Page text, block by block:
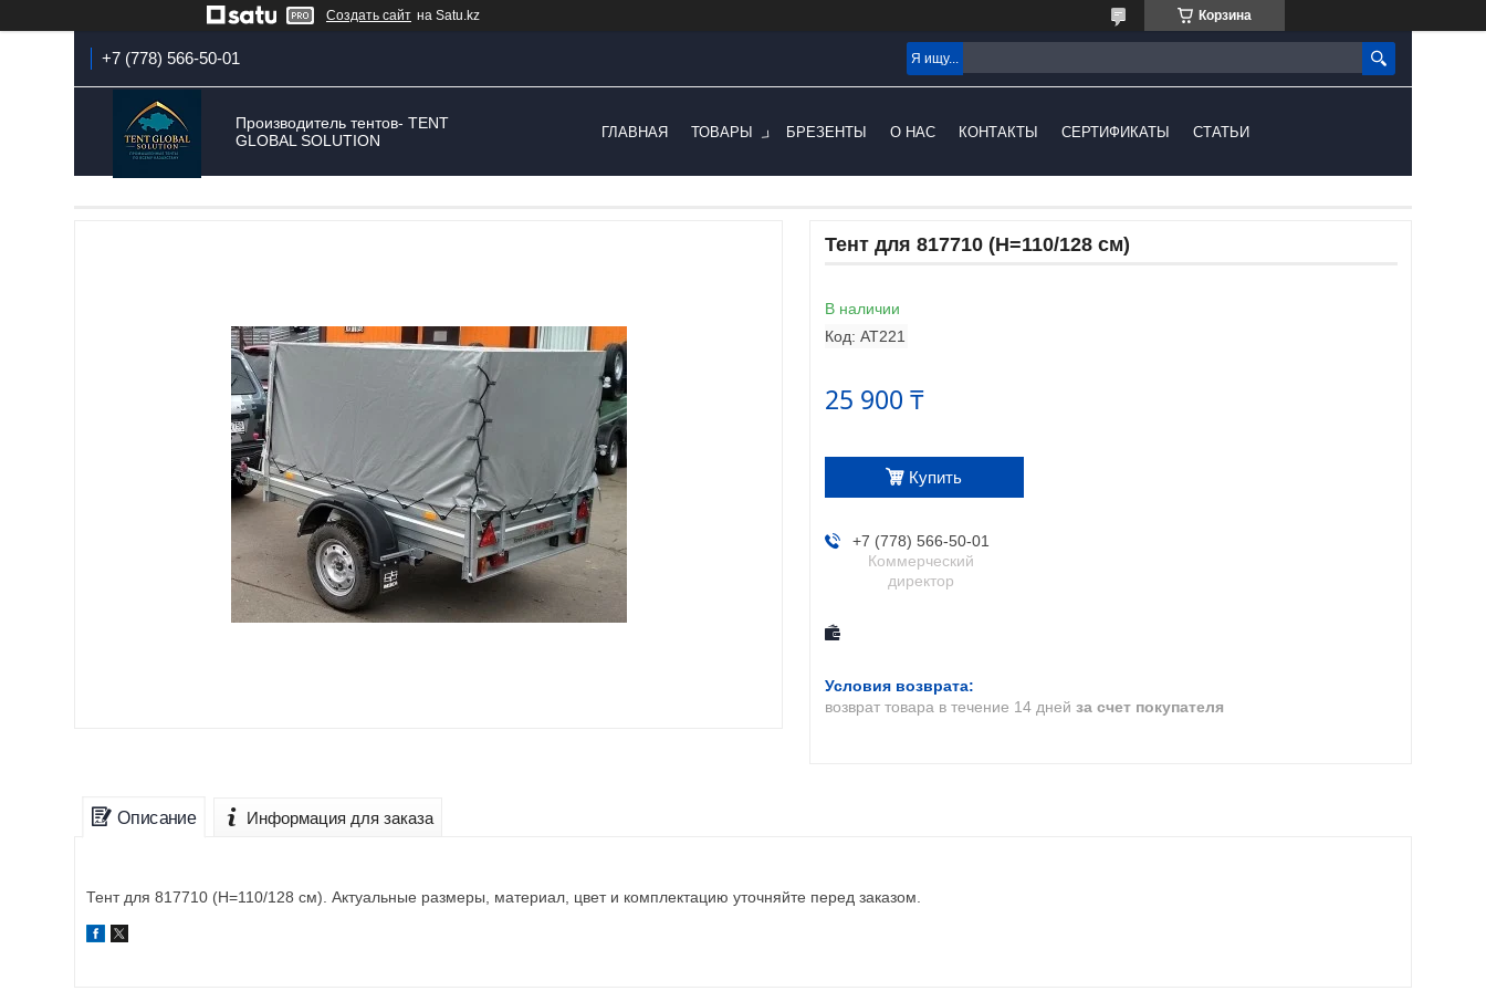
Создать сайт на Satu.kz Корзина
+7 (778) 566-50-01
Производитель тентов- TENT
GLOBAL SOLUTION
ГЛАВНАЯ ТОВАРЫ БРЕЗЕНТЫ О НАС КОНТАКТЫ СЕРТИФИКАТЫ СТАТЬИ
Тент для 817710 (H=110/128 см)
В наличии
Код: AT221
25 900 ₸
Купить
+7 (778) 566-50-01
Коммерческий
директор
возврат товара в течение 14 дней за счет покупателя
Описание Информация для заказа
Тент для 817710 (H=110/128 см). Актуальные размеры, материал, цвет и комплектацию уточняйте перед заказом.